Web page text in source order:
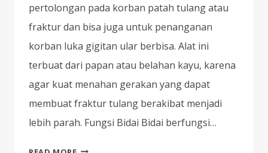
pertolongan pada korban patah tulang atau
fraktur dan bisa juga untuk penanganan
korban luka gigitan ular berbisa. Alat ini
terbuat dari papan atau belahan kayu, karena
agar kuat menahan gerakan yang dapat
membuat fraktur tulang berakibat menjadi
lebih parah. Fungsi Bidai Bidai berfungsi…
AWAS